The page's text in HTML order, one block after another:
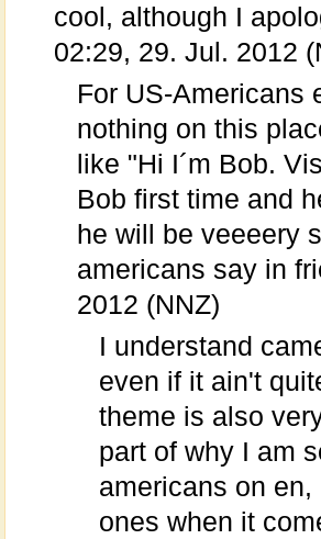
cool, although I
02:29, 29. Jul. 2012
For US-Americans
nothing on this
like "Hi I´m Bob.
Bob first time and
he will be veeeery
americans say in
2012 (NNZ)
I understand
even if it ain't
theme is also
part of why I am
americans on
ones when it